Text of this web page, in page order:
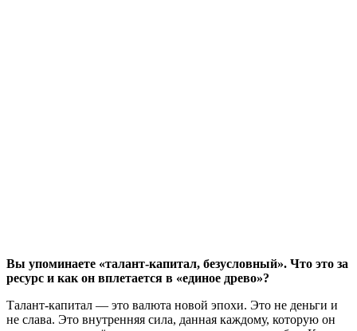
Вы упоминаете «талант-капитал, безусловный». Что это за
ресурс и как он вплетается в «единое древо»?
Талант-капитал — это валюта новой эпохи. Это не деньги и
не слава. Это внутренняя сила, данная каждому, которую он